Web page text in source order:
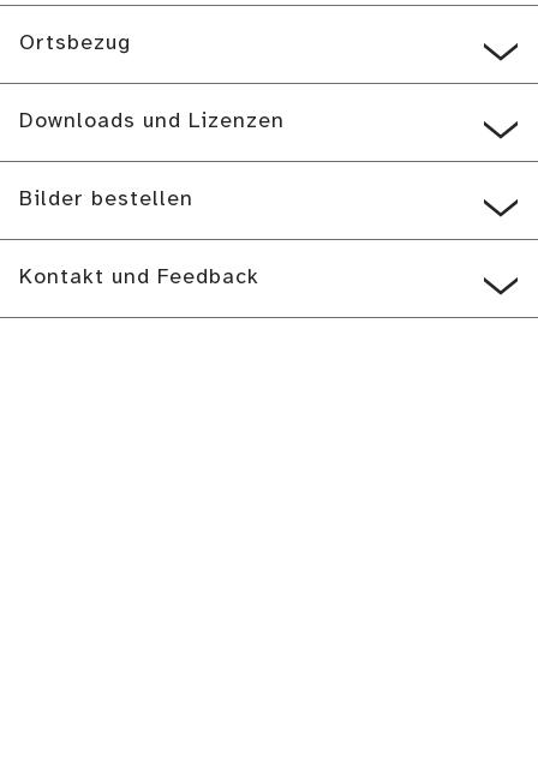
Ortsbezug
Downloads und Lizenzen
Bilder bestellen
Kontakt und Feedback